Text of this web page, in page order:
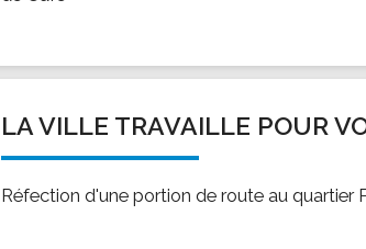
LA VILLE TRAVAILLE POUR
Réfection d'une portion de route au quartier